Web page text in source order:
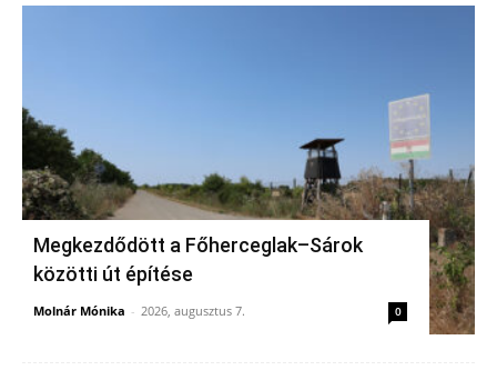
Megkezdődött a Főherceglak–Sárok
közötti út építése
Molnár Mónika - 2026, augusztus 7. 0